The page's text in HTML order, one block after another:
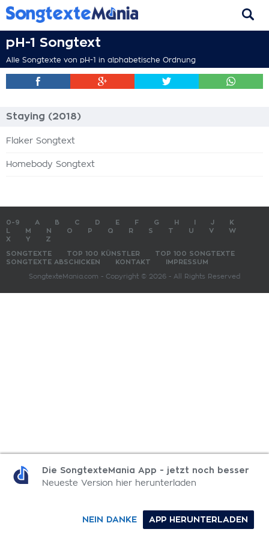
pH-1 Songtext
Alle Songtexte von pH-1 in alphabetische Ordnung
Staying (2018)
Flaker Songtext
Homebody Songtext
0-9 A B C D E F G H J
K
M N O P Q R S T U V
W
X
Y Z
SONGTEXTE TOP 100 KÜNSTLER
TOP 100 SONGTEXTE
SONGTEXTE ABSCHICKEN
KONTAKT IMPRESSUM
SongtexteMania.com - Copyright © 2026 - All Rights Reserved
Die SongtexteMania App - jetzt noch besser
Neueste Version hier herunterladen
APP HERUNTERLADEN
NEIN DANKE